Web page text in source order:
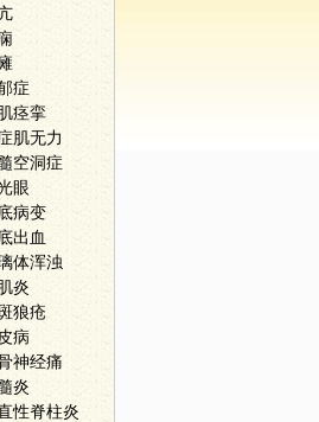
症
痉挛
肌无力
空洞症
眼
病变
出血
体浑浊
炎
狼疮
病
神经痛
炎
性脊柱炎